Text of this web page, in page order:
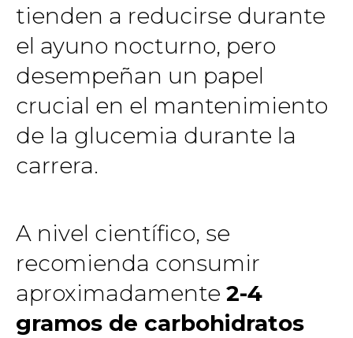
tienden a reducirse durante
el ayuno nocturno, pero
desempeñan un papel
crucial en el mantenimiento
de la glucemia durante la
carrera.
A nivel científico, se
recomienda consumir
aproximadamente 2-4
gramos de carbohidratos